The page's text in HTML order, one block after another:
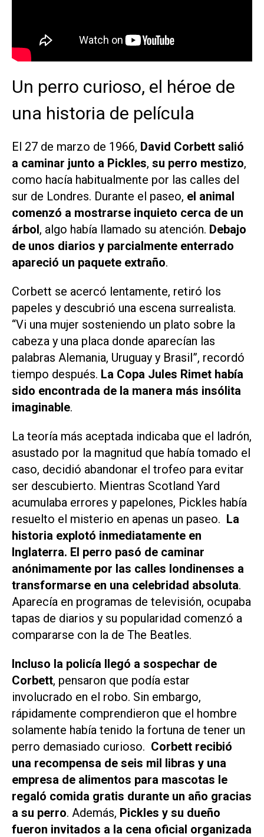
Un perro curioso, el héroe de
una historia de película
El 27 de marzo de 1966, David Corbett salió
a caminar junto a Pickles, su perro mestizo,
como hacía habitualmente por las calles del
sur de Londres. Durante el paseo, el animal
comenzó a mostrarse inquieto cerca de un
árbol , algo había llamado su atención. Debajo
de unos diarios y parcialmente enterrado
apareció un paquete extraño.
Corbett se acercó lentamente, retiró los
papeles y descubrió una escena surrealista.
“Vi una mujer sosteniendo un plato sobre la
cabeza y una placa donde aparecían las
palabras Alemania, Uruguay y Brasil”, recordó
tiempo después. La Copa Jules Rimet había
sido encontrada de la manera más insólita
imaginable.
La teoría más aceptada indicaba que el ladrón,
asustado por la magnitud que había tomado el
caso, decidió abandonar el trofeo para evitar
ser descubierto. Mientras Scotland Yard
acumulaba errores y papelones, Pickles había
resuelto el misterio en apenas un paseo. La
historia explotó inmediatamente en
Inglaterra. El perro pasó de caminar
anónimamente por las calles londinenses a
transformarse en una celebridad absoluta.
Aparecía en programas de televisión, ocupaba
tapas de diarios y su popularidad comenzó a
compararse con la de The Beatles.
Incluso la policía llegó a sospechar de
Corbett, pensaron que podía estar
involucrado en el robo. Sin embargo,
rápidamente comprendieron que el hombre
solamente había tenido la fortuna de tener un
perro demasiado curioso. Corbett recibió
una recompensa de seis mil libras y una
empresa de alimentos para mascotas le
regaló comida gratis durante un año gracias
a su perro. Además, Pickles y su dueño
fueron invitados a la cena oficial organizada